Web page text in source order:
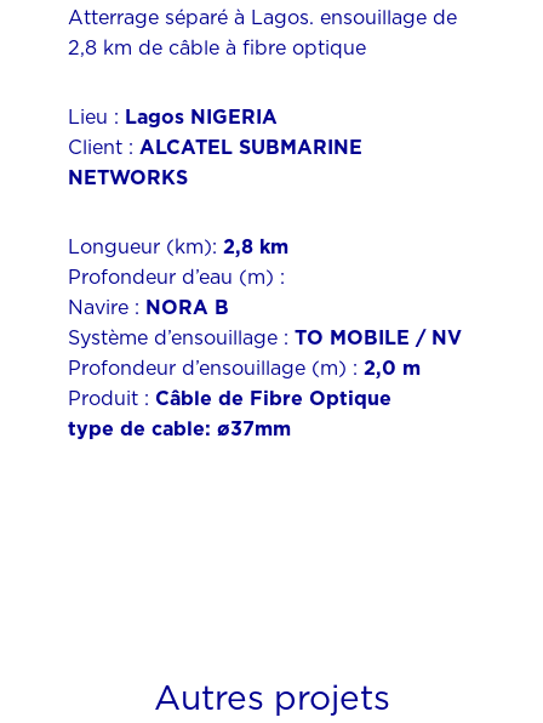
Atterrage séparé à Lagos. ensouillage de
2,8 km de câble à fibre optique
Lieu : Lagos NIGERIA
Client : ALCATEL SUBMARINE
NETWORKS
Longueur (km): 2,8 km
Profondeur d’eau (m) :
Navire : NORA B
Système d’ensouillage : TO MOBILE / NV
Profondeur d’ensouillage (m) : 2,0 m
Produit : Câble de Fibre Optique
type de cable: ø37mm
Autres projets